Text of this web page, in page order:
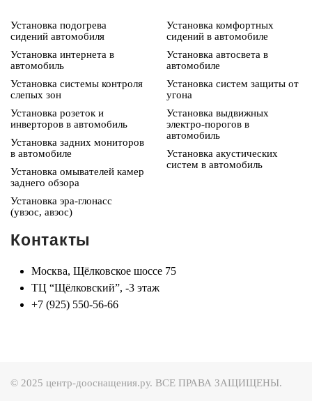
Установка подогрева
сидений автомобиля
Установка интернета в
автомобиль
Установка системы контроля
слепых зон
Установка розеток и
инверторов в автомобиль
Установка задних мониторов
в автомобиле
Установка омывателей камер
заднего обзора
Установка эра-глонасс
(увэос, авэос)
Установка комфортных
сидений в автомобиле
Установка автосвета в
автомобиле
Установка систем защиты от
угона
Установка выдвижных
электро-порогов в
автомобиль
Установка акустических
систем в автомобиль
Контакты
Москва, Щёлковское шоссе 75
ТЦ “Щёлковский”, -3 этаж
+7 (925) 550-56-66
© 2025 центр-дооснащения.ру. ВСЕ ПРАВА ЗАЩИЩЕНЫ.